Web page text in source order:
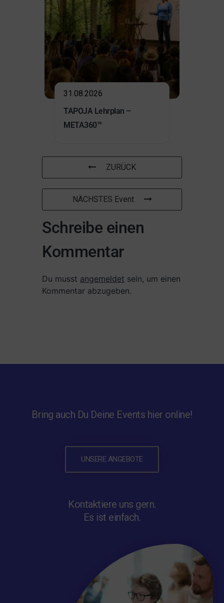
31.08.2026
TAPOJA Lehrplan –
META360™
ZURÜCK
NÄCHSTES Event
Schreibe einen
Kommentar
Du musst angemeldet sein, um einen
Kommentar abzugeben.
Bring auch Du Deine Events hier online!
UNSERE ANGEBOTE
Kontaktiere uns gern.
Es ist einfach.